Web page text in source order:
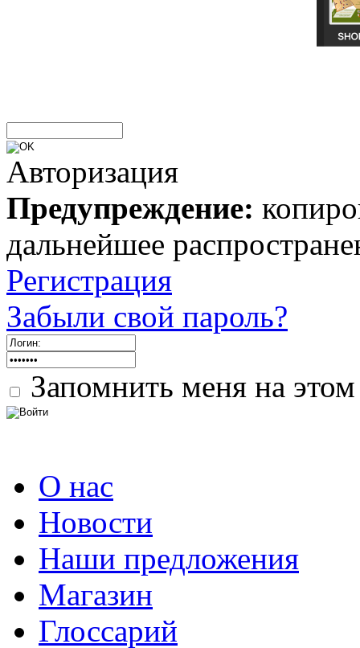
Авторизация
Предупреждение:
дальнейшее
Регистрация
Забыли свой пароль?
Запомнить меня на
О нас
Новости
Наши предложения
Магазин
Глоссарий